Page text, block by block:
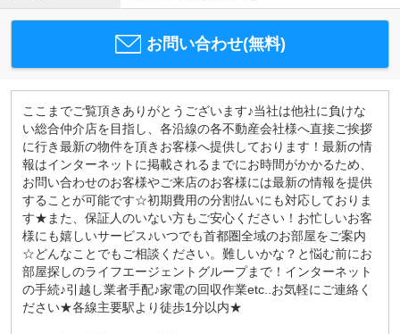
お問い合わせ(無料)
ここまでご覧頂きありがとうございます♪当社は他社に負けな
い総合仲介店を目指し、各沿線の各不動産会社様へ直接ご挨拶
に行き最新の物件を頂きお客様へ提供しております！最新の情
報はインターネットに掲載されるまでにお時間がかかるため、
お問い合わせのお客様やご来店のお客様には最新の情報を提供
することが可能です☆初期費用の分割払いにも対応しておりま
す★また、保証人のいない方もご安心ください！お忙しいお客
様にも嬉しいサービス♪いつでも首都圏全域のお部屋をご案内
☆どんなことでもご相談ください。難しいかな？と悩む前にお
部屋探しのライフエージェントグループまで！インターネット
の手続♪引越し業者手配♪家電の回収作業etc..お気軽にご連絡く
ださい★各線主要駅より徒歩1分以内★